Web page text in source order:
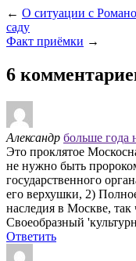
← О ситуации с
саду
Факт приёмки →
6
Александр больше года
Это проклятое
не нужно быть
государственного
его верхушки, 2)
наследия в Москве, так
Своеобразный
Ответить